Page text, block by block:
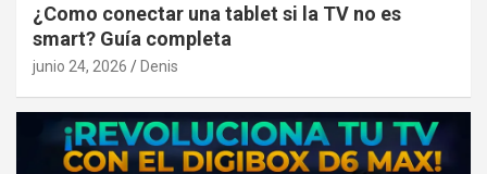
¿Como conectar una tablet si la TV no es
smart? Guía completa
junio 24, 2026 Denis